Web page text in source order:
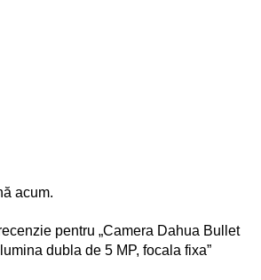
acum.
pentru „Camera Dahua Bullet
dubla de 5 MP, focala fixa”